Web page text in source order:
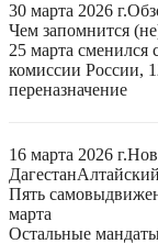
30 марта 2026 г.
Чем запомнится
25 марта сменился
комиссии России,
переназначение
16 марта 2026 г.
Дагестан
Пять
марта
Остальные